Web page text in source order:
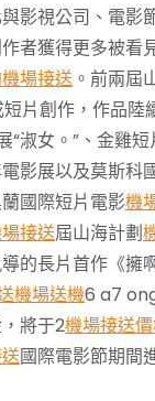
影視公司、電影
者獲得更多被看
場接送 。前兩屆
片創作，作品陸
“淑女。”、金雞
影展以及莫斯科
國際短片電影機
接送屆山海計劃
的長片首作《擁
機場送機6 a7
將于2機場接送
國際電影節期間